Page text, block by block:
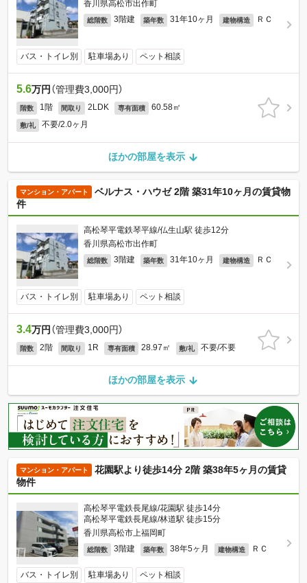
香川県高松市出作町
総階数 3階建 築年数 31年10ヶ月 建物構造 ＲＣ
バス・トイレ別 駐車場あり ペット相談
5.6万円 （管理費3,000円）
階数 1階 間取り 2LDK 専有面積 60.58㎡
敷/礼 不要/2.0ヶ月
ほかの部屋を表示
マンション・アパート
ベルナス・ハウゼ 2階 築31年10ヶ月の賃貸物
件
高松琴平電鉄琴平線/仏生山駅 徒歩12分
香川県高松市出作町
総階数 3階建 築年数 31年10ヶ月 建物構造 ＲＣ
バス・トイレ別 駐車場あり ペット相談
3.4万円 （管理費3,000円）
階数 2階 間取り 1R 専有面積 28.97㎡ 敷/礼 不要/不要
ほかの部屋を表示
マンション・アパート
花園駅より徒歩14分 2階 築38年5ヶ月の賃貸
物件
高松琴平電鉄長尾線/花園駅 徒歩14分
高松琴平電鉄長尾線/林道駅 徒歩15分
香川県高松市上福岡町
総階数 3階建 築年数 38年5ヶ月 建物構造 ＲＣ
バス・トイレ別 駐車場あり ペット相談